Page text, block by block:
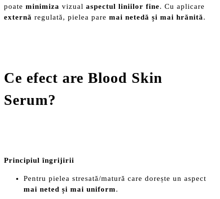
poate minimiza vizual aspectul liniilor fine. Cu aplicare
externă regulată, pielea pare mai netedă și mai hrănită.
Ce efect are Blood Skin
Serum?
Principiul îngrijirii
Pentru pielea stresată/matură care dorește un aspect
mai neted și mai uniform.